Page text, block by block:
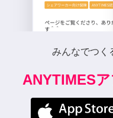
みんなでつく
ANYTIMES